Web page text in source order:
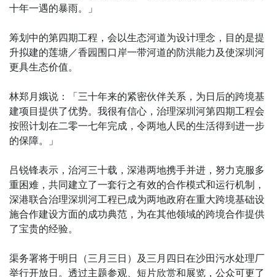
十年一遇的暴雨。」
筹划中的第四期工程，会以生态河道为设计理念，目的是提
升拟建的莲塘／香园围口岸一带河道的防洪能力及使深圳河
更具生态价值。
林郑月娥说：「三十年来的紧密伙伴关系，为日后的跨境基
建项目提供了优势。我很有信心，治理深圳河第四期工程会
按照计划在二零一七年完成，令两地人民的生活得到进一步
的保障。」
吕锐锋表示，治河三十载，深港两地携手并进，努力克服多
重困难，共同建立了一套行之有效的合作模式和运行机制，
深港联合治理深圳河工程已成为两地政府在重大跨境基础设
施合作建设方面的成功典范，为在其他领域的跨境合作提供
了宝贵的经验。
渠务署将于明日（三月三日）及三月四日在沙田污水处理厂
举行开放日。透过主题参观、短片欣赏和展览，公众可更了